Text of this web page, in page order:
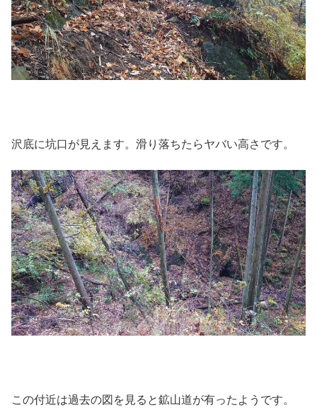
沢底に坑口が見えます。滑り落ちたらヤバい高さです。
この付近は過去の図を見ると鉱山道が有ったようです。